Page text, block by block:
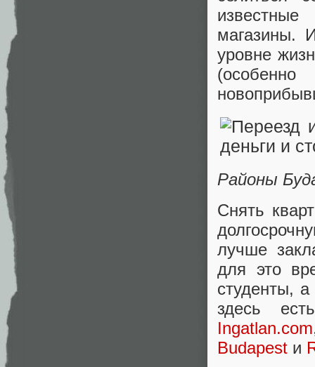
известные
магазины.
уровне
Районы
Снять
лучше
для это
студенты,
здесь
Ingatlan.com
Budapest и